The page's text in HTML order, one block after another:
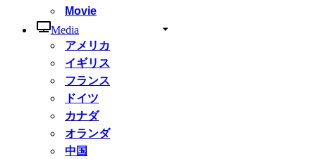
Movie
Media
アメリカ
イギリス
フランス
ドイツ
カナダ
オランダ
中国